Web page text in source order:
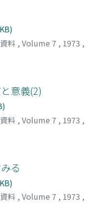
料 , Volume 7 , 1973 ,
意義(2)
料 , Volume 7 , 1973 ,
る
料 , Volume 7 , 1973 ,